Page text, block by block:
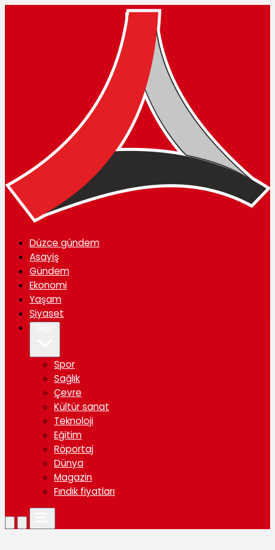
Düzce gündem
Asayiş
Gündem
Ekonomi
Yaşam
Siyaset
Spor
Sağlık
Çevre
Kültür sanat
Teknoloji
Eğitim
Röportaj
Dünya
Magazin
Fındık fiyatları